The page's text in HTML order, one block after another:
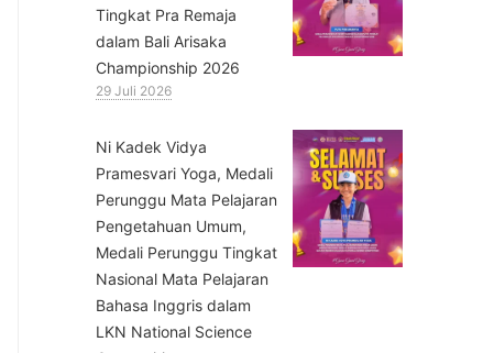
Tingkat Pra Remaja
dalam Bali Arisaka
Championship 2026
29 Juli 2026
⁠Ni Kadek Vidya
Pramesvari Yoga, Medali
Perunggu Mata Pelajaran
Pengetahuan Umum,
Medali Perunggu Tingkat
Nasional Mata Pelajaran
Bahasa Inggris dalam
LKN National Science